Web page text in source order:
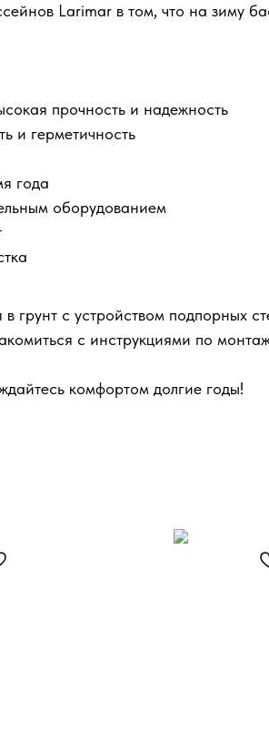
Larimar в том, что на зиму
прочность и надежность
и герметичность
года
оборудованием
с устройством подпорных
с инструкциями по
комфортом долгие годы!